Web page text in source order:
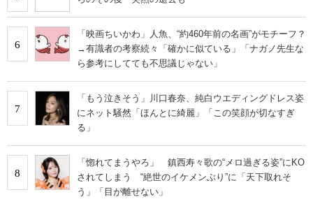
6
「映画ちいかわ」人魚、“約460年前の名画”がモチーフ？
→有識者の考察続々「確かに似ている」「ナガノ先生な
ら参考にしてても不思議じゃない」
7
「もう泣きそう」川口春奈、純白ウエディングドレス姿
にネット騒然「ほんとに綺麗」「この笑顔が切なすぎ
る」
8
「惚れてまうやろ」 鎮西寿々歌の“メロ過ぎる姿”にKO
されてしまう “絶世のイケメンぶり”に「天下取れそ
う」「目が離せない」